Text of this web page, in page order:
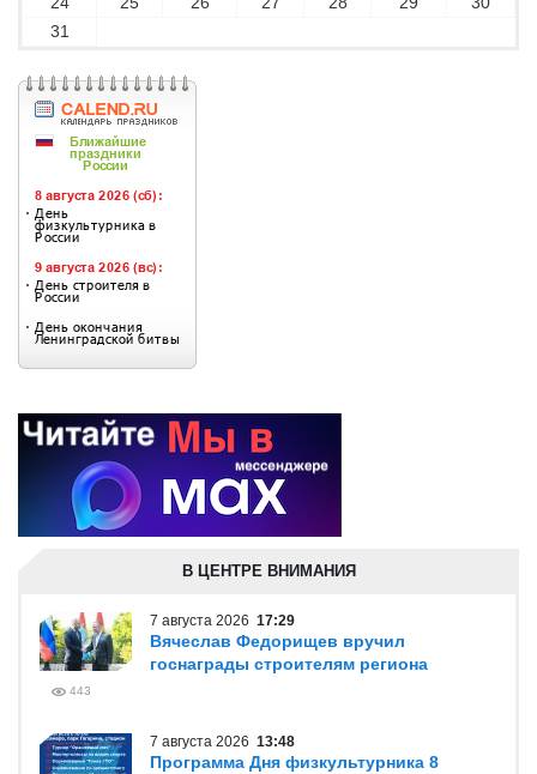
31
В ЦЕНТРЕ ВНИМАНИЯ
7 августа 2026 17:29
Вячеслав Федорищев вручил
госнаграды строителям региона
443
7 августа 2026 13:48
Программа Дня физкультурника 8